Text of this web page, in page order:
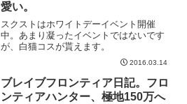
愛い。
スクストはホワイトデーイベント開催
中。あまり凝ったイベントではないです
が、白猫コスが貰えます。
2016.03.14
ブレイブフロンティア日記。フロ
ンティアハンター、極地150万へ